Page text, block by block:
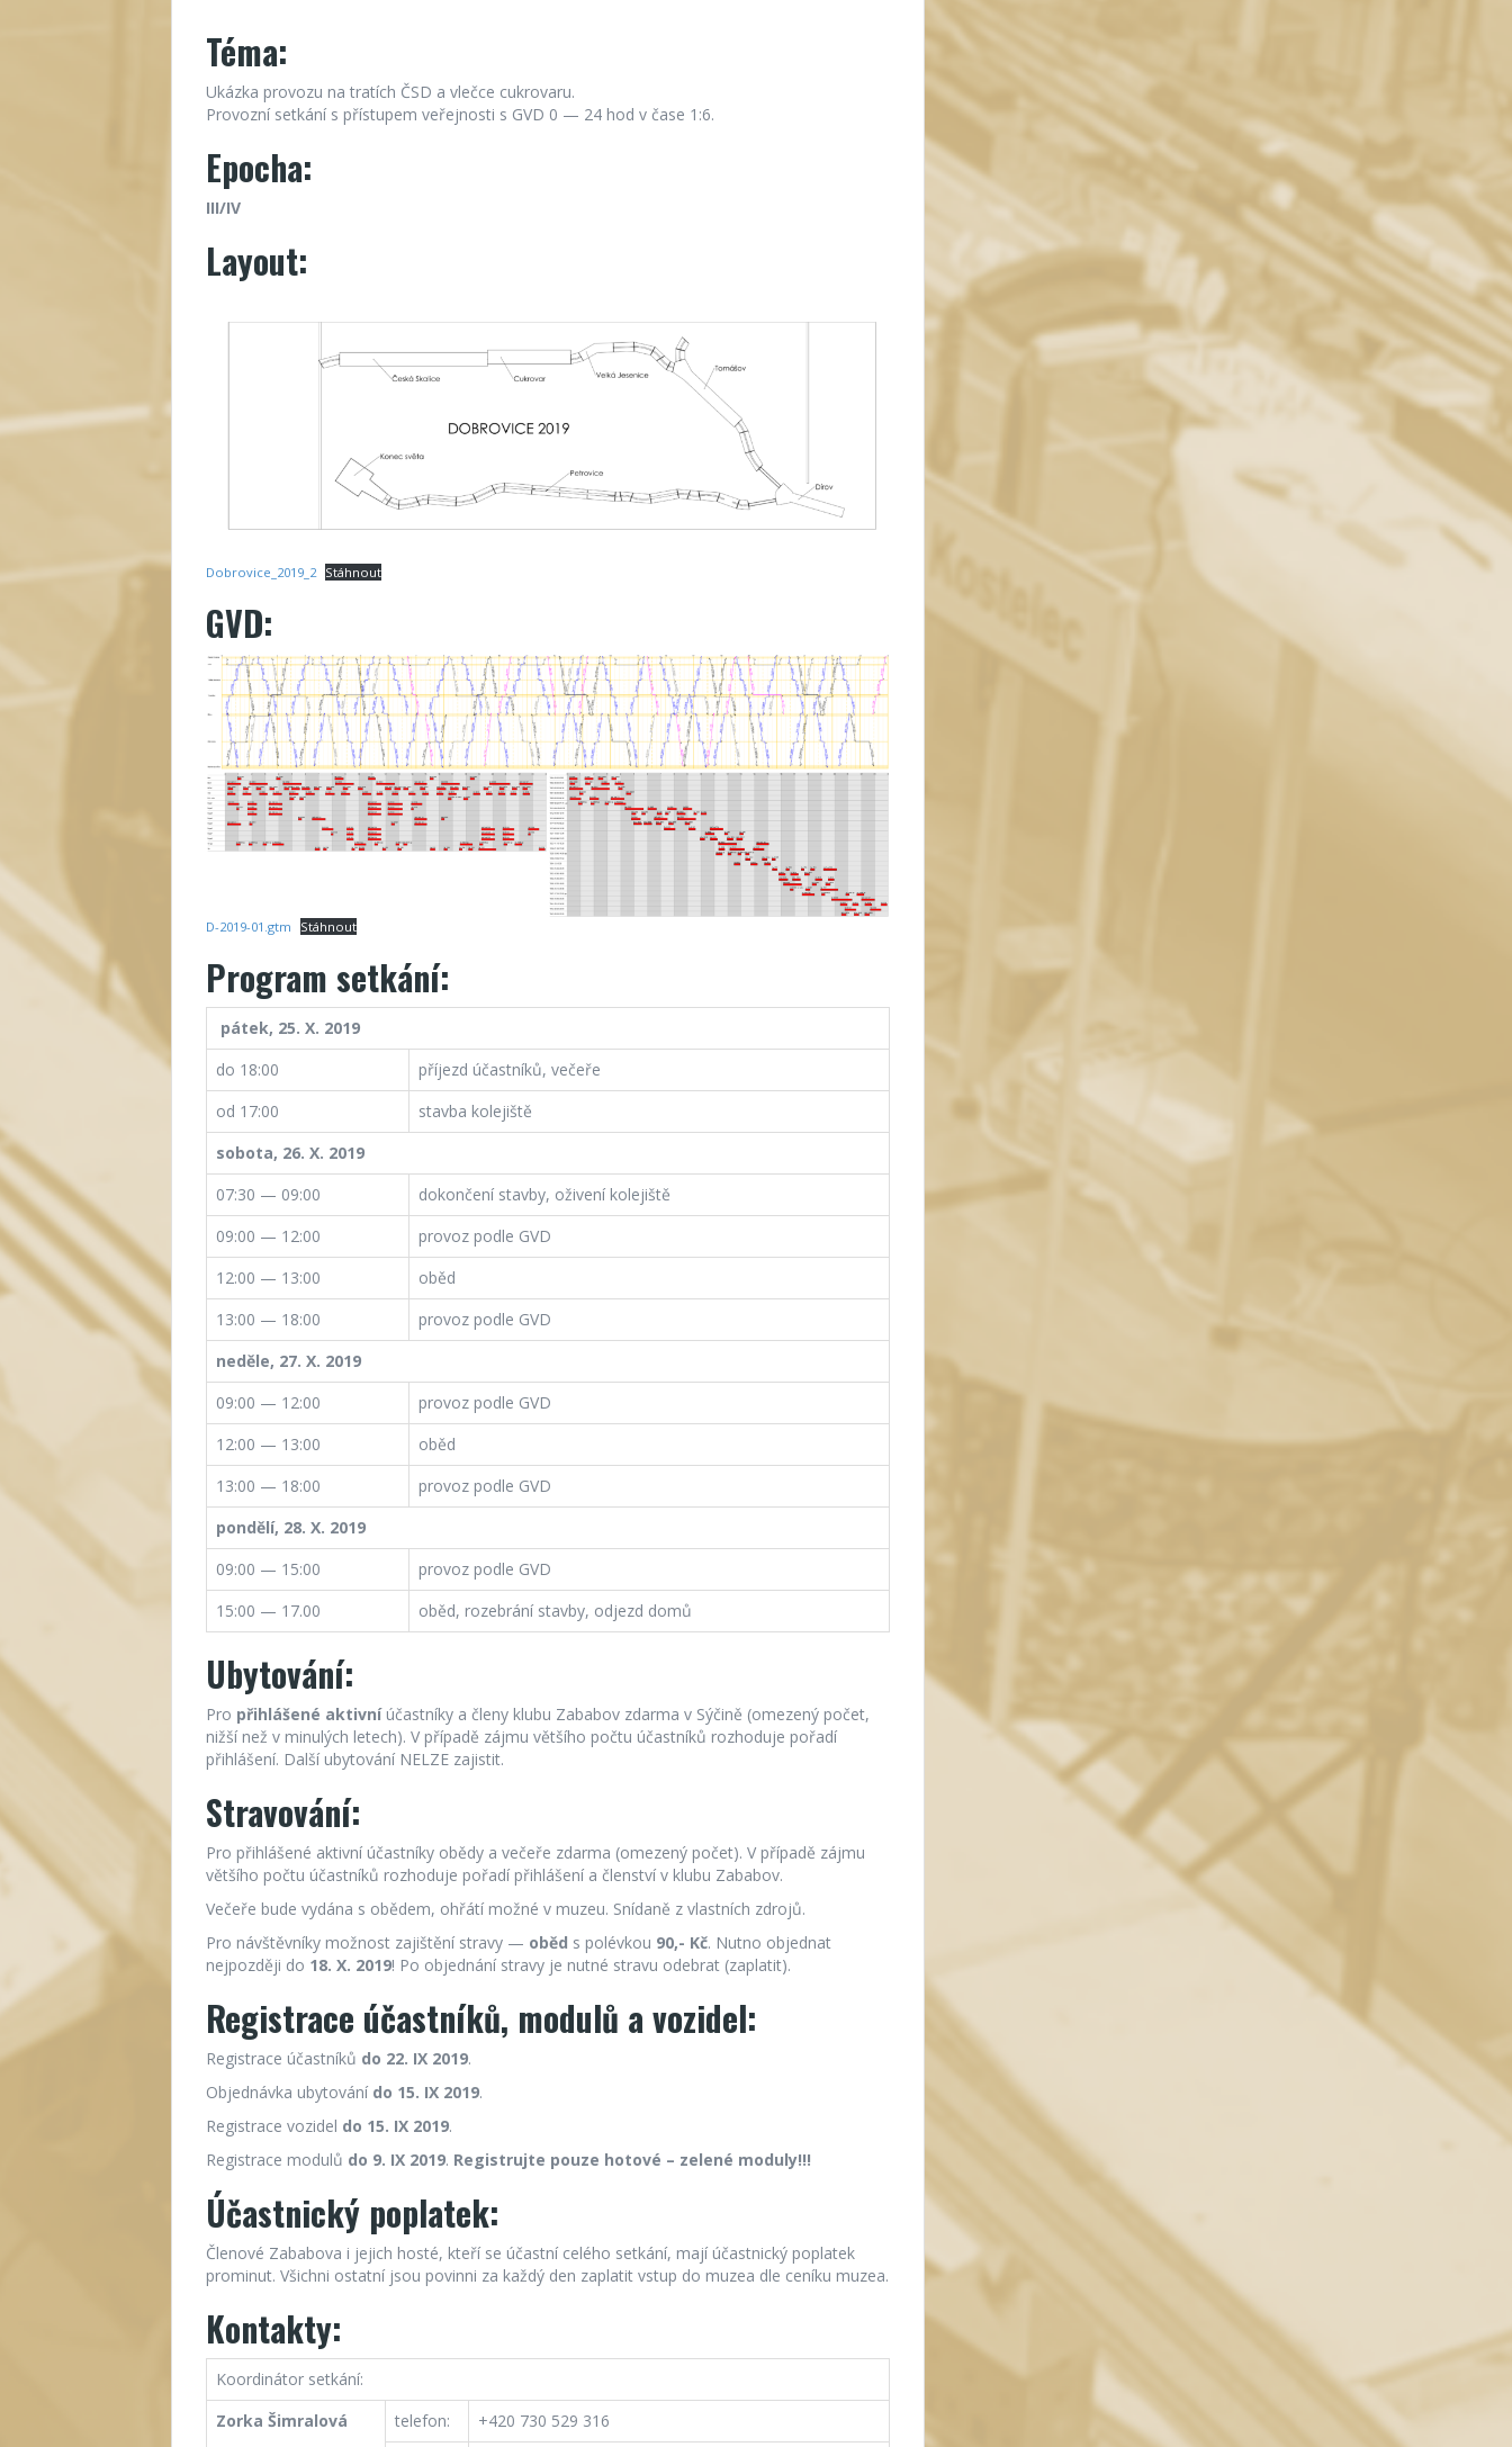
Téma:
Ukázka provozu na tratích ČSD a vlečce cukrovaru.
Provozní setkání s přístupem veřejnosti s GVD 0 — 24 hod v čase 1:6.
Epocha:
III/IV
Layout:
Dobrovice_2019_2 Stáhnout
GVD:
D-2019-01.gtm Stáhnout
Program setkání:
pátek, 25. X. 2019
do 18:00
příjezd účastníků, večeře
od 17:00
stavba kolejiště
sobota, 26. X. 2019
07:30 — 09:00
dokončení stavby, oživení kolejiště
09:00 — 12:00
provoz podle GVD
12:00 — 13:00
oběd
13:00 — 18:00
provoz podle GVD
neděle, 27. X. 2019
09:00 — 12:00
provoz podle GVD
12:00 — 13:00
oběd
13:00 — 18:00
provoz podle GVD
pondělí, 28. X. 2019
09:00 — 15:00
provoz podle GVD
15:00 — 17.00
oběd, rozebrání stavby, odjezd domů
Ubytování:
Pro přihlášené aktivníúčastníky a členy klubu Zababov zdarma v Sýčině (omezený počet,
nižší než v minulých letech). V případě zájmu většího počtu účastníků rozhoduje pořadí
přihlášení. Další ubytování NELZE zajistit.
Stravování:
Pro přihlášené aktivní účastníky obědy a večeře zdarma (omezený počet). V případě zájmu
většího počtu účastníků rozhoduje pořadí přihlášení a členství v klubu Zababov.
Večeře bude vydána s obědem, ohřátí možné v muzeu. Snídaně z vlastních zdrojů.
Pro návštěvníky možnost zajištění stravy — oběd s polévkou 90,- Kč. Nutno objednat
nejpozději do 18. X. 2019! Po objednání stravy je nutné stravu odebrat (zaplatit).
Registrace účastníků, modulů a vozidel:
Registrace účastníků do 22. IX 2019.
Objednávka ubytování do 15. IX 2019.
Registrace vozidel do 15. IX 2019.
Registrace modulů do 9. IX 2019. Registrujte pouze hotové – zelené moduly!!!
Účastnický poplatek:
Členové Zababova i jejich hosté, kteří se účastní celého setkání, mají účastnický poplatek
prominut. Všichni ostatní jsou povinni za každý den zaplatit vstup do muzea dle ceníku muzea.
Kontakty:
Koordinátor setkání:
Zorka Šimralová
telefon: +420 730 529 316